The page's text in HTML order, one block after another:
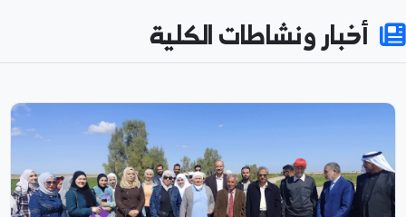
592
74
كادراً أكاديمياً